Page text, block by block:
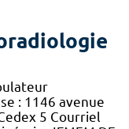
: 1146 avenue
5 Courriel